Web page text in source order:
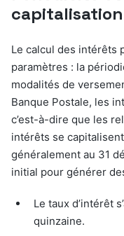
Le calcul des intérêts
paramètres : la
modalités de
Banque Postale, les
c’est-à-dire que les
intérêts se
généralement au 31
initial pour générer
Le taux d’intérêt
quinzaine.